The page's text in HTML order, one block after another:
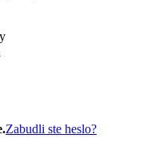
Zabudli ste heslo?